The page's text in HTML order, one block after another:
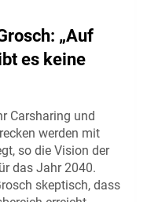
„Auf
es keine
Carsharing und
werden mit
so die Vision der
das Jahr 2040.
skeptisch, dass